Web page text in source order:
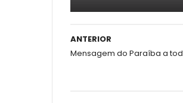
ANTERIOR
Mensagem do Paraíba a